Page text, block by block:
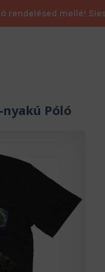
mellé!
nyakú Póló